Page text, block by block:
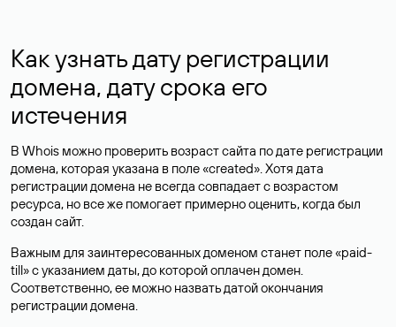
Как узнать дату регистрации
домена, дату срока его
истечения
В Whois можно проверить возраст сайта по дате регистрации
домена, которая указана в поле «created». Хотя дата
регистрации домена не всегда совпадает с возрастом
ресурса, но все же помогает примерно оценить, когда был
создан сайт.
Важным для заинтересованных доменом станет поле «paid-
till» с указанием даты, до которой оплачен домен.
Соответственно, ее можно назвать датой окончания
регистрации домена.